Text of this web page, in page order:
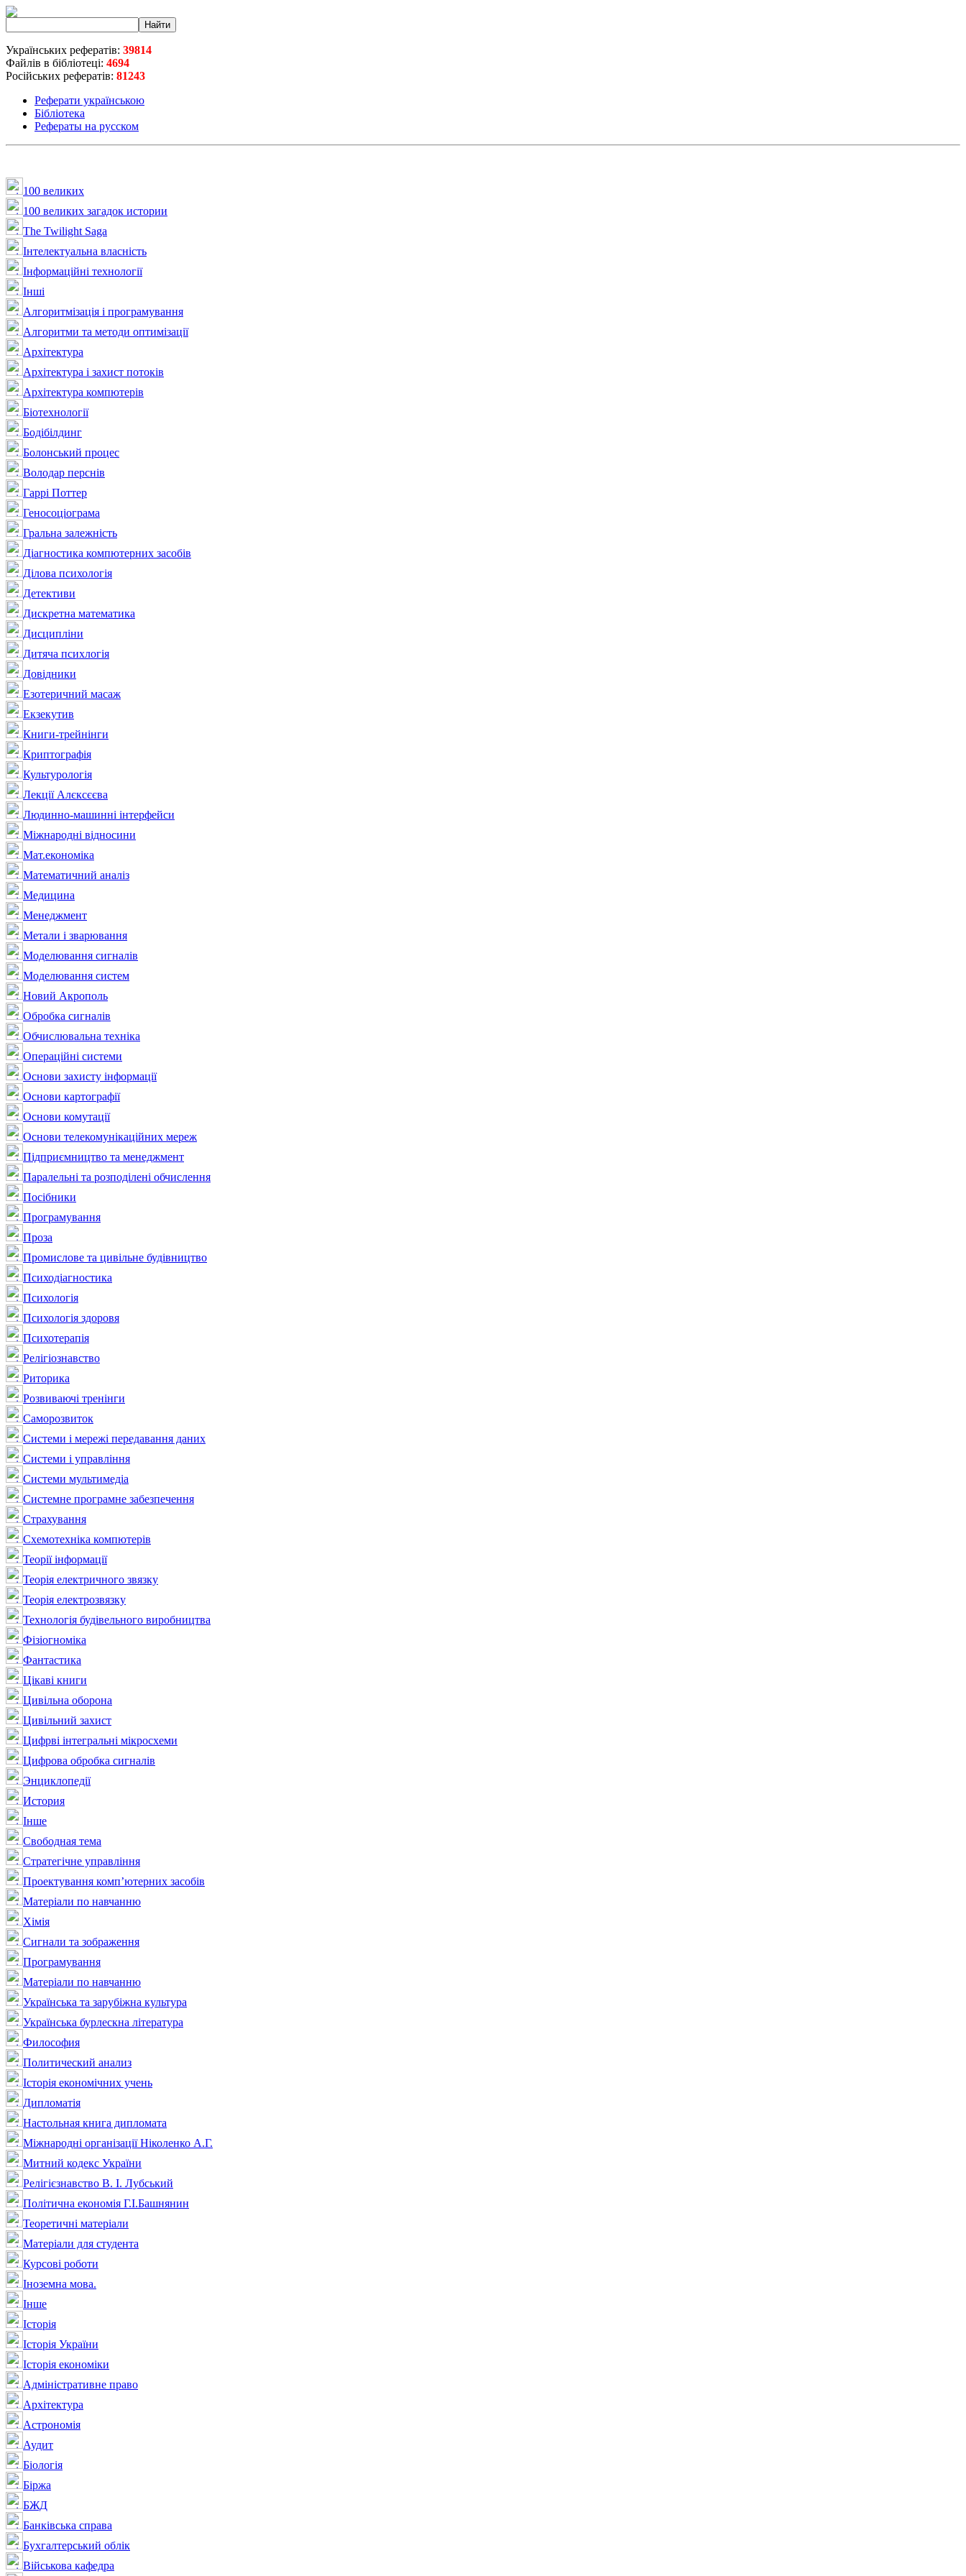
Українських рефератів: 39814
Файлів в бібліотеці: 4694
Російських рефератів: 81243
Реферати українською
Бібліотека
Рефераты на русском
100 великих
100 великих загадок истории
The Twilight Saga
Інтелектуальна влaсність
Інформаційні технології
Інші
Алгоритмізація і програмування
Алгоритми та методи оптимізації
Архітектура
Архітектура і захист потоків
Архітектура компютерів
Біотехнології
Бодібілдинг
Болонський процес
Володар перснів
Гаррі Поттер
Геносоціограма
Гральна залежність
Діагностика компютерних засобів
Ділова психологія
Детективи
Дискретна математика
Дисципліни
Дитяча психлогія
Довідники
Езотеричний масаж
Екзекутив
Книги-трейнінги
Криптографія
Культурологія
Лекції Алєксєєва
Людинно-машинні інтерфейси
Міжнародні відносини
Мат.економіка
Математичний аналіз
Медицина
Менеджмент
Метали і зварювання
Моделювання сигналів
Моделювання систем
Новий Акрополь
Обробка сигналів
Обчислювальна техніка
Операційні системи
Основи захисту інформації
Основи картографії
Основи комутації
Основи телекомунікаційних мереж
Підприємництво та менеджмент
Паралельні та розподілені обчислення
Посібники
Програмування
Проза
Промислове та цивільне будівництво
Психодіагностика
Психологія
Психологія здоровя
Психотерапія
Релігіознавство
Риторика
Розвиваючі тренінги
Саморозвиток
Системи і мережі передавання даних
Системи і управління
Системи мультимедіа
Системне програмне забезпечення
Страхування
Схемотехніка компютерів
Теорії інформації
Теорія електричного звязку
Теорія електрозвязку
Технологія будівельного виробництва
Фізіогноміка
Фантастика
Цікаві книги
Цивільна оборона
Цивільний захист
Цифрві інтегральні мікросхеми
Цифрова обробка сигналів
Энциклопедії
История
Інше
Свободная тема
Стратегічне управління
Проектування комп’ютерних засобів
Матеріали по навчанню
Хімія
Сигнали та зображення
Програмування
Матеріали по навчанню
Українська та зарубіжна культура
Українська бурлескна література
Философия
Политический анализ
Історія економічних учень
Дипломатія
Настольная книга дипломата
Міжнародні організації Ніколенко А.Г.
Митний кодекс України
Релігієзнавство В. І. Лубський
Політична економія Г.І.Башнянин
Теоретичні матеріали
Матеріали для студента
Курсові роботи
Іноземна мова.
Інше
Історія
Історія України
Історія економіки
Адміністративне право
Архітектура
Астрономія
Аудит
Біологія
Біржа
БЖД
Банківська справа
Бухгалтерський облік
Військова кафедра